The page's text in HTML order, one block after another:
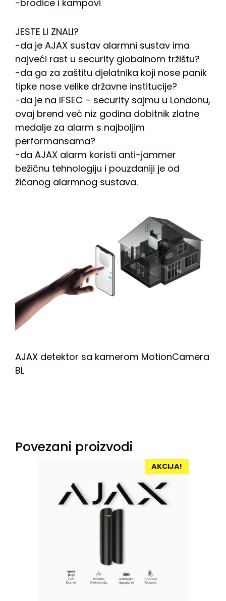
-brodice i kampovi
JESTE LI ZNALI?
-da je AJAX sustav alarmni sustav ima
najveći rast u security globalnom tržištu?
-da ga za zaštitu djelatnika koji nose panik
tipke nose velike državne institucije?
-da je na IFSEC – security sajmu u Londonu,
ovaj brend već niz godina dobitnik zlatne
medalje za alarm s najboljim
performansama?
-da AJAX alarm koristi anti-jammer
bežičnu tehnologiju i pouzdaniji je od
žičanog alarmnog sustava.
AJAX detektor sa kamerom MotionCamera
BL
Povezani proizvodi
AKCIJA!